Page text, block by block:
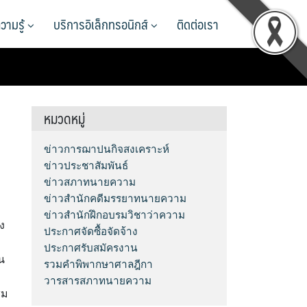
ามรู้ บริการอิเล็กทรอนิกส์ ติดต่อเรา
หมวดหมู่
ข่าวการฌาปนกิจสงเคราะห์
ข่าวประชาสัมพันธ์
ข่าวสภาทนายความ
ข่าวสำนักคดีมรรยาทนายความ
ข่าวสำนักฝึกอบรมวิชาว่าความ
ประกาศจัดซื้อจัดจ้าง
ประกาศรับสมัครงาน
รวมคำพิพากษาศาลฎีกา
วารสารสภาทนายความ